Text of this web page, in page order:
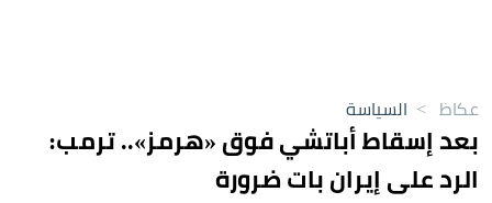
عكاظ > السياسة
بعد إسقاط أباتشي فوق «هرمز».. ترمب:
الرد على إيران بات ضرورة